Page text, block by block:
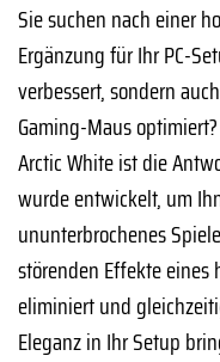
Sie suchen nach einer
Ergänzung für Ihr PC-
verbessert, sondern
Gaming-Maus
Arctic White ist die
wurde entwickelt, um
ununterbrochenes
störenden Effekte
eliminiert und
Eleganz in Ihr Setup